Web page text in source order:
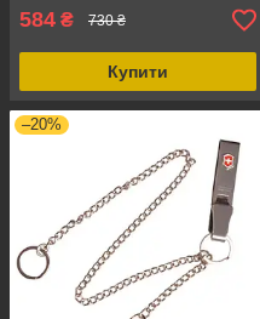
584 ₴ 730 ₴
Купити
–20%